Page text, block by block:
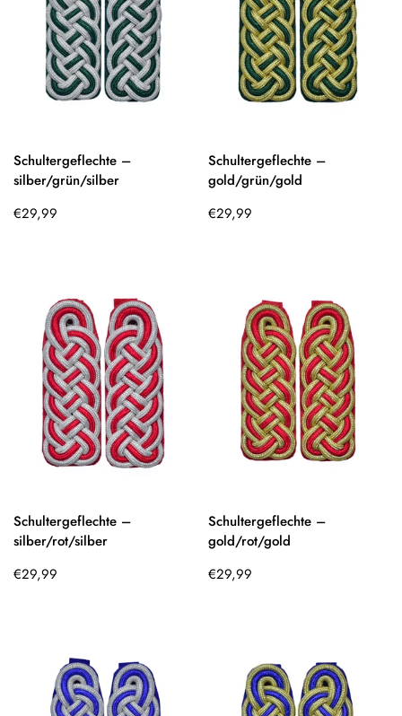
Schultergeflechte –
silber/grün/silber
Regulärer
€29,99
Schultergeflechte –
gold/grün/gold
Regulärer
€29,99
Schultergeflechte –
silber/rot/silber
Regulärer
€29,99
Schultergeflechte –
gold/rot/gold
Regulärer
€29,99